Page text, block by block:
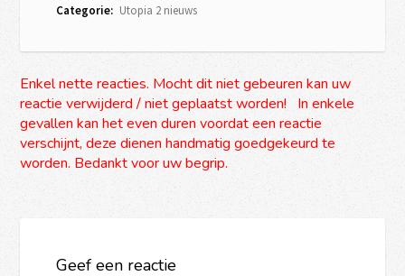
Categorie: Utopia 2 nieuws
Enkel nette reacties. Mocht dit niet gebeuren kan uw
reactie verwijderd / niet geplaatst worden! In enkele
gevallen kan het even duren voordat een reactie
verschijnt, deze dienen handmatig goedgekeurd te
worden. Bedankt voor uw begrip.
Geef een reactie